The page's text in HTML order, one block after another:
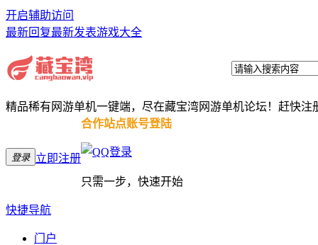
开启辅助访问
最新回复最新发表游戏大全
精品稀有网游单机一键端，尽在藏宝湾网游单机论坛！赶快注
登录 立即注册
合作站点账号登陆
只需一步，快速开始
快捷导航
门户